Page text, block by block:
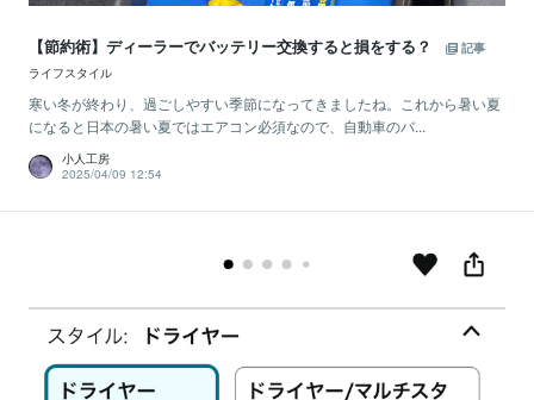
【節約術】ディーラーでバッテリー交換すると損をする？
記事
ライフスタイル
寒い冬が終わり、過ごしやすい季節になってきましたね。これから暑い夏
になると日本の暑い夏ではエアコン必須なので、自動車のバ...
小人工房
2025/04/09 12:54